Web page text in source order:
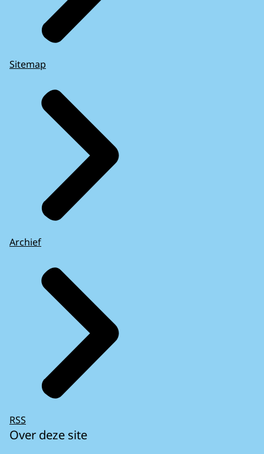
Sitemap
Archief
RSS
Over deze site